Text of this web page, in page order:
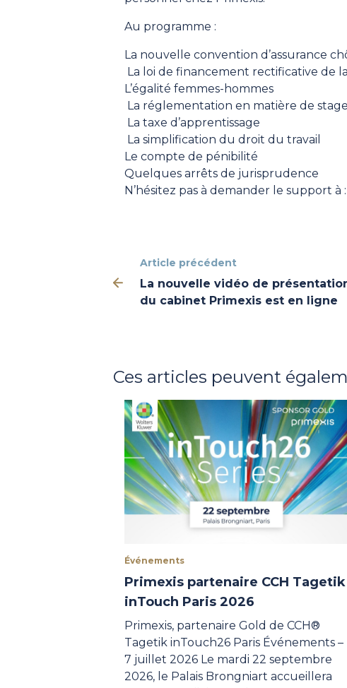
Au programme :
La nouvelle convention d’assurance
La loi de financement rectificative de
L’égalité femmes-hommes
La réglementation en matière de stage
La taxe d’apprentissage
La simplification du droit du travail
Le compte de pénibilité
Quelques arrêts de jurisprudence
N’hésitez pas à demander le support
Article précédent
La nouvelle vidéo de
du cabinet Primexis est en ligne
Ces articles peuvent
Événements
Primexis partenaire CCH Tagetik
inTouch Paris 2026
Primexis, partenaire Gold de CCH®
Tagetik inTouch26 Paris Événements –
7 juillet 2026 Le mardi 22 septembre
2026, le Palais Brongniart accueillera